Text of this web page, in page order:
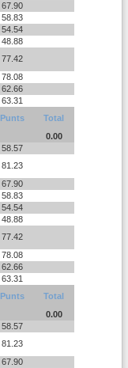
67.90
58.83
54.54
48.88
77.42
78.08
62.66
63.31
Punts
Total
0.00
58.57
81.23
67.90
58.83
54.54
48.88
77.42
78.08
62.66
63.31
Punts
Total
0.00
58.57
81.23
67.90